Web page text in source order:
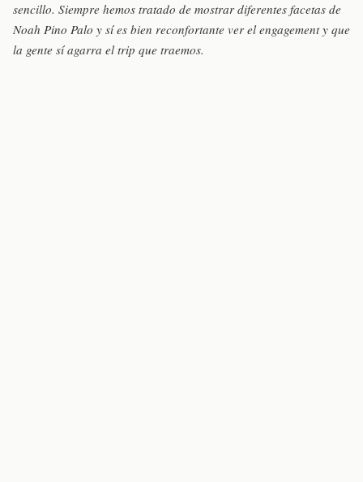
sencillo. Siempre hemos tratado de mostrar diferentes facetas de
Noah Pino Palo y sí es bien reconfortante ver el engagement y que
la gente sí agarra el trip que traemos.